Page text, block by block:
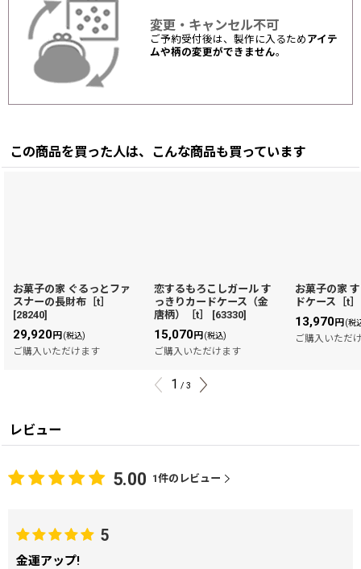
変更・キャンセル不可
ご予約受付後は、製作に入るため アイテ
ムや柄の変更ができません。
この商品を買った人は、こんな商品も買っています
お菓子の家 ぐるっとファ
スナーの長財布［t］
[28240]
29,920円(税込)
ご購入いただけます
恋するもろこしガール す
っきりカードケース（金
唐柄）［t］
[63330]
15,070円(税込)
ご購入いただけます
お菓子の家
ドケース［t］
13,970円(税
ご購入いただ
1 / 3
レビュー
5.00 1件のレビュー
5
金運アップ!